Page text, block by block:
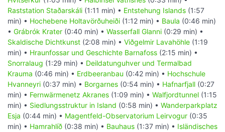
Raststation Staðarskáli (1:11 min) • Entstehung Islands (1:57
min) • Hochebene Holtavörðuheiði (1:12 min) • Baula (0:46 min)
• Grábrók Krater (0:40 min) • Wasserfall Glanni (0:29 min) •
Skaldische Dichtkunst (2:08 min) • Viðgelmir Lavahöhle (1:19
min) • Hraunfossar und Geschichte Barnafoss (2:15 min) •
Snorralaug (1:29 min) • Deildatunguhver und Termalbad
Krauma (0:46 min) • Erdbeeranbau (0:42 min) • Hochschule
Hvanneyri (0:37 min) • Borgarnes (0:54 min) • Hafnarfjall (0:27
min) • Fernwärmenetz Akranes (1:09 min) • Walfjordtunnel (1:15
min) • Siedlungsstruktur in Island (0:58 min) • Wanderparkplatz
Esja (0:44 min) • Magentfeld-Observatorium Leirvogur (0:35
min) • Hamrahlíð (0:38 min) • Bauhaus (1:37 min) • Isländisches